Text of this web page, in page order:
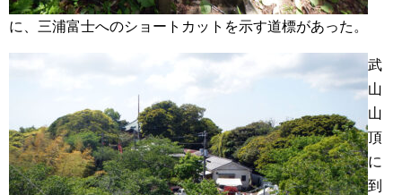
に、三浦富士へのショートカットを示す道標があった。
武
山
山
頂
に
到